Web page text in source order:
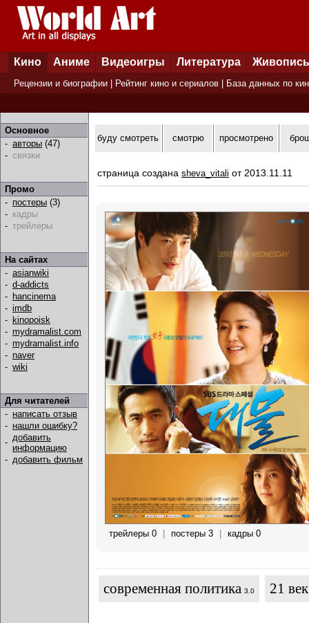
Кино Аниме Видеоигры Литература Живопись
Рецензии и биографии Рейтинг кино и сериалов База данных по
Основное
- авторы (47)
- связки
Промо
- постеры (3)
- кадры
- трейлеры
На сайтах
- asianwiki
- d-addicts
- hancinema
- imdb
- kinopoisk
- mydramalist.com
- mydramalist.info
- naver
- wiki
Для читателей
- написать отзыв
- нашли ошибку?
- добавить
информацию
- добавить фильм
буду смотреть смотрю просмотрено
страница создана sheva_vitali от 2013.11.11
трейлеры 0 постеры 3 кадры 0
современная политика 3.0 21 век